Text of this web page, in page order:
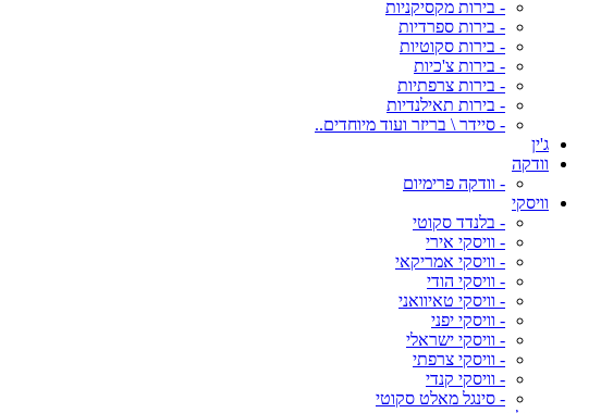
- בירות מקסיקניות
- בירות ספרדיות
- בירות סקוטיות
- בירות צ'כיות
- בירות צרפתיות
- בירות תאילנדיות
- סיידר \ בריזר ועוד מיוחדים..
ג'ין
וודקה
- וודקה פרימיום
וויסקי
- בלנדד סקוטי
- וויסקי אירי
- וויסקי אמריקאי
- וויסקי הודי
- וויסקי טאיוואני
- וויסקי יפני
- וויסקי ישראלי
- וויסקי צרפתי
- וויסקי קנדי
- סינגל מאלט סקוטי